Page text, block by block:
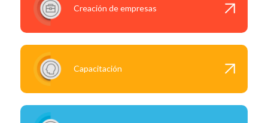
Creación de empresas
Capacitación